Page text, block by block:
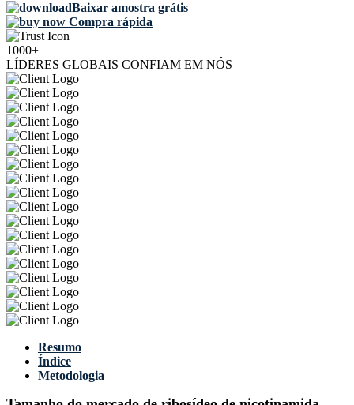
Baixar amostra grátis
Compra rápida
1000+
LÍDERES GLOBAIS CONFIAM EM NÓS
Resumo
Índice
Metodologia